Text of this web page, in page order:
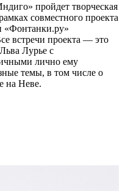
пройдет творческая
совместного проекта
«Фонтанки.ру»
встречи проекта — это
Лурье с
лично ему
темы, в том числе о
на Неве.